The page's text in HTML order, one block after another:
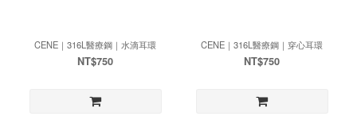
CENE｜316L醫療鋼｜水滴耳環
NT$750
CENE｜316L醫療鋼｜穿心耳環
NT$750